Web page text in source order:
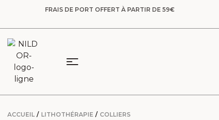
FRAIS DE PORT OFFERT À PARTIR DE 59€
ACCUEIL / LITHOTHÉRAPIE / COLLIERS